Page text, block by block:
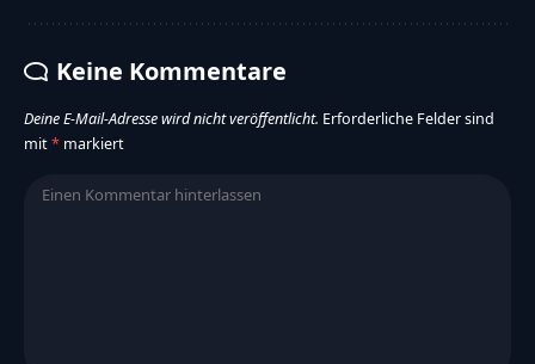
Keine Kommentare
Deine E-Mail-Adresse wird nicht veröffentlicht. Erforderliche Felder sind
mit* markiert